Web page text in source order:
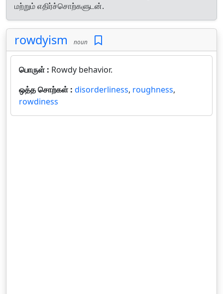
மற்றும் எதிர்ச்சொற்களுடன்.
rowdyism noun
பொருள் : Rowdy behavior.
ஒத்த சொற்கள் : disorderliness, roughness,
rowdiness